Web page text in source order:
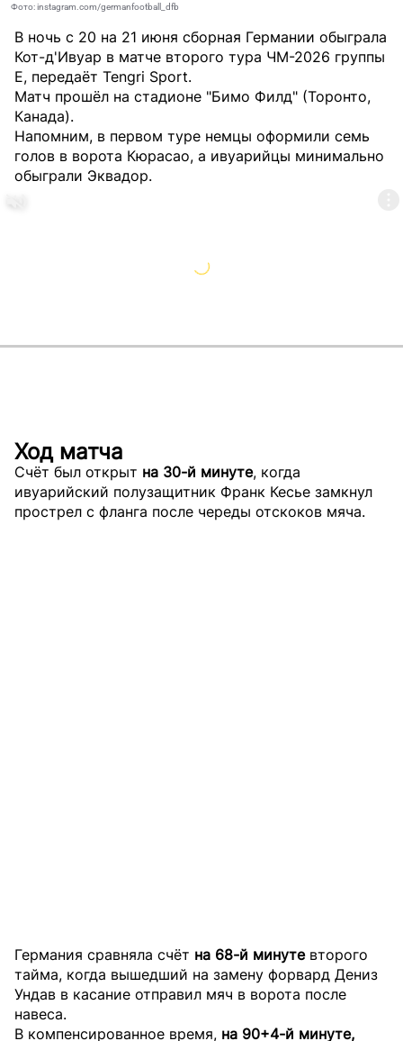
Фото: instagram.com/germanfootball_dfb
В ночь с 20 на 21 июня сборная Германии обыграла
Кот-д'Ивуар в матче второго тура ЧМ-2026 группы
E, передаёт Tengri Sport.
Матч прошёл на стадионе "Бимо Филд" (Торонто,
Канада).
Напомним, в первом туре немцы оформили семь
голов в ворота Кюрасао, а ивуарийцы минимально
обыграли Эквадор.
Ход матча
Счёт был открыт на 30-й минуте, когда
ивуарийский полузащитник Франк Кесье замкнул
прострел с фланга после череды отскоков мяча.
Германия сравняла счёт на 68-й минутевторого
тайма, когда вышедший на замену форвард Дениз
Ундав в касание отправил мяч в ворота после
навеса.
В компенсированное время, на 90+4-й минуте,